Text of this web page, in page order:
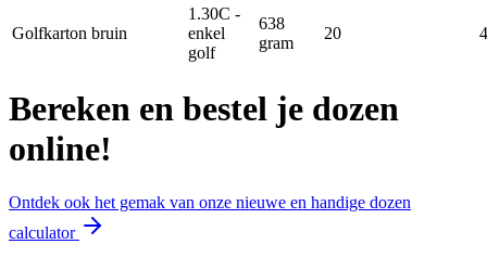
Golfkarton bruin
1.30C -
enkel
golf
638
gram
20
Bereken en bestel je dozen
online!
Ontdek ook het gemak van onze nieuwe en handige dozen
calculator